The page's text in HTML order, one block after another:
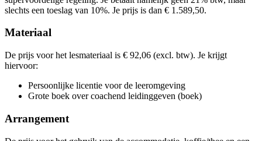
don11-02-20279:30 - 16:30
don04-03-20279:30 - 16:30
slechts een toeslag van 10%. Je prijs is dan € 1.589,50.
Materiaal
De prijs voor het lesmateriaal is € 92,06 (excl. btw). Je krijgt
hiervoor:
Persoonlijke licentie voor de leeromgeving
Grote boek over coachend leidinggeven (boek)
Arrangement